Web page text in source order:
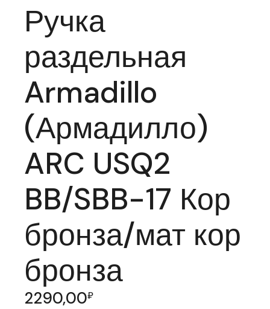
Ручка
раздельная
Armadillo
(Армадилло)
ARC USQ2
BB/SBB-17 Кор
бронза/мат кор
бронза
2290,00₽